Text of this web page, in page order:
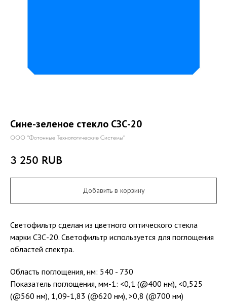
Сине-зеленое стекло СЗС-20
ООО "Фотонные Технологические Системы"
3 250 RUB
Добавить в корзину
Светофильтр сделан из цветного оптического стекла
марки СЗС-20. Светофильтр используется для поглощения
областей спектра.
Область поглощения, нм: 540 - 730
Показатель поглощения, мм-1: <0,1 (@400 нм), <0,525
(@560 нм), 1,09-1,83 (@620 нм), >0,8 (@700 нм)